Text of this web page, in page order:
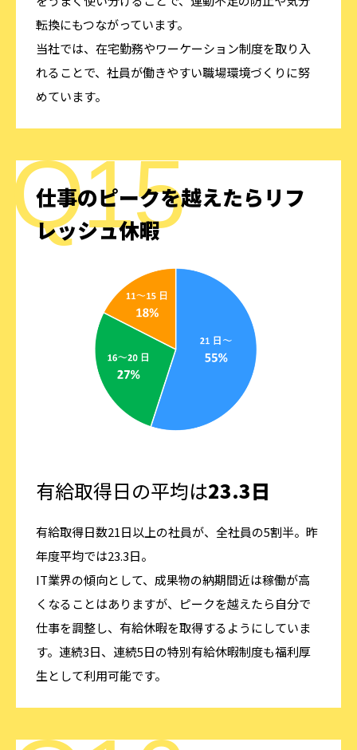
転換にもつながっています。
当社では、在宅勤務やワーケーション制度を取り入
れることで、社員が働きやすい職場環境づくりに努
めています。
仕事のピークを越えたらリフ
レッシュ休暇
有給取得日の平均は23.3日
有給取得日数21日以上の社員が、全社員の5割半。昨
年度平均では23.3日。
IT業界の傾向として、成果物の納期間近は稼働が高
くなることはありますが、ピークを越えたら自分で
仕事を調整し、有給休暇を取得するようにしていま
す。連続3日、連続5日の特別有給休暇制度も福利厚
生として利用可能です。